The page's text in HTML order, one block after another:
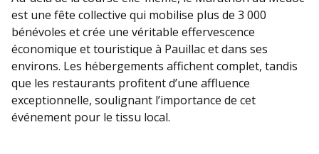
est une fête collective qui mobilise plus de 3 000
bénévoles et crée une véritable effervescence
économique et touristique à Pauillac et dans ses
environs. Les hébergements affichent complet, tandis
que les restaurants profitent d’une affluence
exceptionnelle, soulignant l’importance de cet
événement pour le tissu local.